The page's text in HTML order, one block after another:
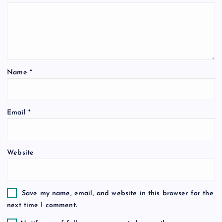
i
o
Name *
Email *
Website
Save my name, email, and website in this browser for the
next time I comment.